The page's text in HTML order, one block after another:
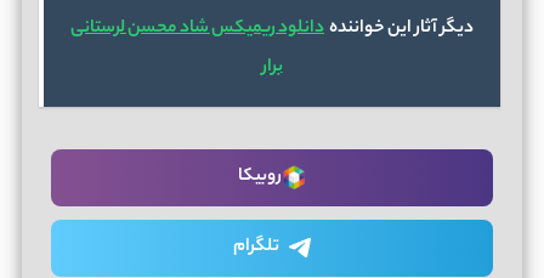
دیگر آثار این خوانندهدانلود ریمیکس شاد محسن لرستانی
برار
روبیکا
تلگرام